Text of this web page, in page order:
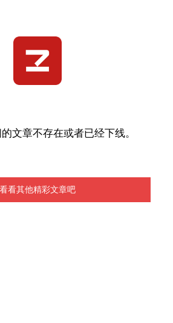
文章不存在或者已经下线。
看看其他精彩文章吧